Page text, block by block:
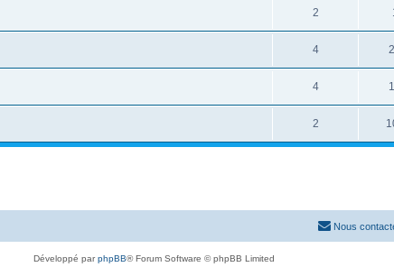
2
4
4
2
Nous
Développé parphpBB® Forum Software © phpBB Limited